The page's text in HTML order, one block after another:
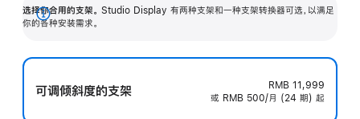
选择你合用的支架。 Studio Display 有两种支架和一种支架转换器可选，以满足
你的各种安装需求。
展
可调倾斜度的支架
RMB 11,999
或 RMB 500/月 (24 期) 起